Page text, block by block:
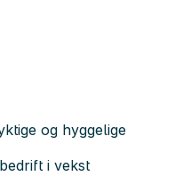
og hyggelige
i vekst